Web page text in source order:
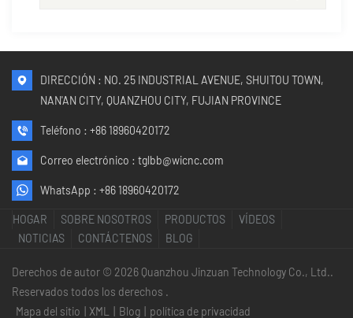
DIRECCIÓN : NO. 25 INDUSTRIAL AVENUE, SHUITOU TOWN,
NAN'AN CITY, QUANZHOU CITY, FUJIAN PROVINCE
Teléfono : +86 18960420172
Correo electrónico : tglbb@wicnc.com
WhatsApp : +86 18960420172
HOGAR SOBRE NOSOTROS PRODUCTOS
VÍDEOS
NOTICIAS
CONTÁCTENOS BLOG
Derechos de autor © 2026 Quanzhou Jinzuan Technology Co., Ltd..
Reservados todos los derechos .
Mapa del sitio
XML Blog política de privacidad